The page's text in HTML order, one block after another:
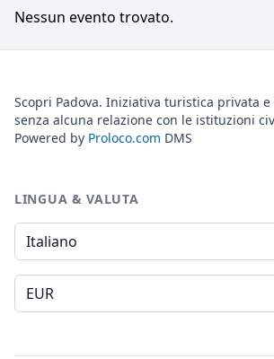
Nessun evento trovato.
Scopri Padova. Iniziativa turistica privata
senza alcuna relazione con le istituzioni
Powered by Proloco.com DMS
LINGUA & VALUTA
Lingua
Valuta